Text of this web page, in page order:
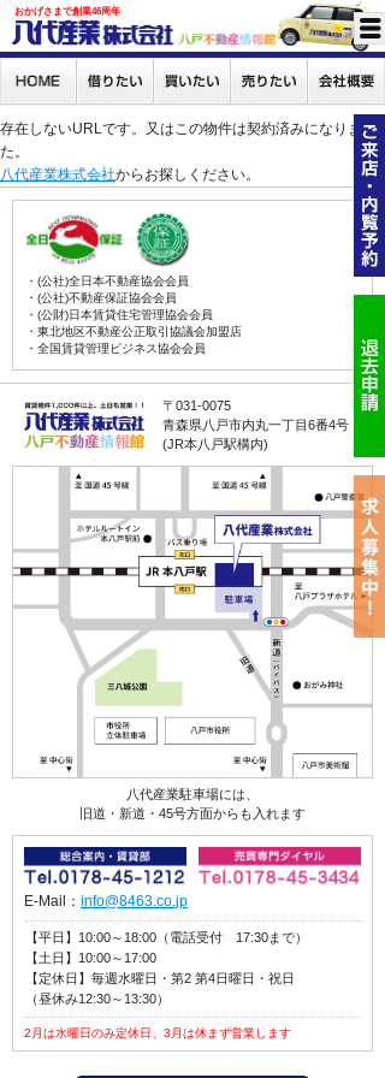
おかげさまで創業46周年
存在しないURLです。又はこの物件は契約済みになりまし
た。
八代産業株式会社からお探しください。
・(公社)全日本不動産協会会員
・(公社)不動産保証協会会員
・(公財)日本賃貸住宅管理協会会員
・東北地区不動産公正取引協議会加盟店
・全国賃貸管理ビジネス協会会員
〒031-0075
青森県八戸市内丸一丁目6番4号
(JR本八戸駅構内)
八代産業駐車場には、
旧道・新道・45号方面からも入れます
E-Mail： info@8463.co.jp
【平日】10:00～18:00（電話受付 17:30まで）
【土日】10:00～17:00
【定休日】毎週水曜日・第2 第4日曜日・祝日
（昼休み12:30～13:30）
2月は水曜日のみ定休日、3月は休まず営業します